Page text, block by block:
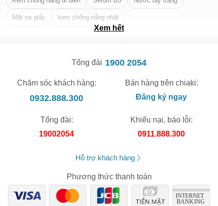
Mặt nạ giấy kem chống nắng nhật
Xem hết
Tổng đài 1900 2054
Chăm sóc khách hàng:
0932.888.300
Bán hàng trên chiaki:
Đăng ký ngay
Tổng đài:
19002054
Khiếu nại, báo lỗi:
0911.888.300
Hỗ trợ khách hàng
Phương thức thanh toán